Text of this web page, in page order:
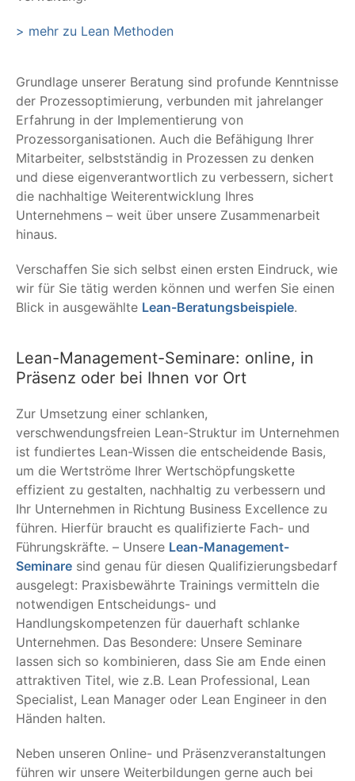
> mehr zu Lean Methoden
Grundlage unserer Beratung sind profunde Kenntnisse
der Prozessoptimierung, verbunden mit jahrelanger
Erfahrung in der Implementierung von
Prozessorganisationen. Auch die Befähigung Ihrer
Mitarbeiter, selbstständig in Prozessen zu denken
und diese eigenverantwortlich zu verbessern, sichert
die nachhaltige Weiterentwicklung Ihres
Unternehmens – weit über unsere Zusammenarbeit
hinaus.
Verschaffen Sie sich selbst einen ersten Eindruck, wie
wir für Sie tätig werden können und werfen Sie einen
Blick in ausgewählte Lean-Beratungsbeispiele.
Lean-Management-Seminare: online, in
Präsenz oder bei Ihnen vor Ort
Zur Umsetzung einer schlanken,
verschwendungsfreien Lean-Struktur im Unternehmen
ist fundiertes Lean-Wissen die entscheidende Basis,
um die Wertströme Ihrer Wertschöpfungskette
effizient zu gestalten, nachhaltig zu verbessern und
Ihr Unternehmen in Richtung Business Excellence zu
führen. Hierfür braucht es qualifizierte Fach- und
Führungskräfte. – Unsere Lean-Management-
Seminare sind genau für diesen Qualifizierungsbedarf
ausgelegt: Praxisbewährte Trainings vermitteln die
notwendigen Entscheidungs- und
Handlungskompetenzen für dauerhaft schlanke
Unternehmen. Das Besondere: Unsere Seminare
lassen sich so kombinieren, dass Sie am Ende einen
attraktiven Titel, wie z.B. Lean Professional, Lean
Specialist, Lean Manager oder Lean Engineer in den
Händen halten.
Neben unseren Online- und Präsenzveranstaltungen
führen wir unsere Weiterbildungen gerne auch bei